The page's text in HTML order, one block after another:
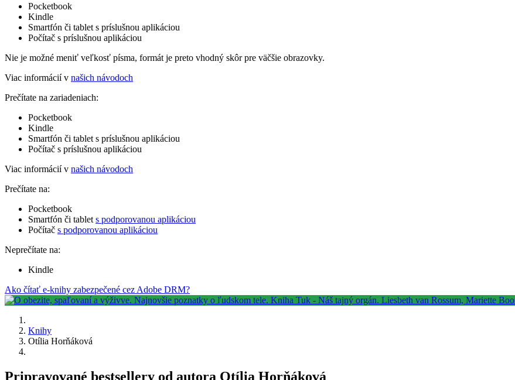
Pocketbook
Kindle
Smartfón či tablet s príslušnou aplikáciou
Počítač s príslušnou aplikáciou
Nie je možné meniť veľkosť písma, formát je preto vhodný skôr pre väčšie obrazovky.
Viac informácií v našich návodoch
Prečítate na zariadeniach:
Pocketbook
Kindle
Smartfón či tablet s príslušnou aplikáciou
Počítač s príslušnou aplikáciou
Viac informácií v našich návodoch
Prečítate na:
Pocketbook
Smartfón či tablet s podporovanou aplikáciou
Počítač s podporovanou aplikáciou
Neprečítate na:
Kindle
Ako čítať e-knihy zabezpečené cez Adobe DRM?
Knihy
Otília Horňáková
Pripravované bestsellery od autora Otília Horňáková